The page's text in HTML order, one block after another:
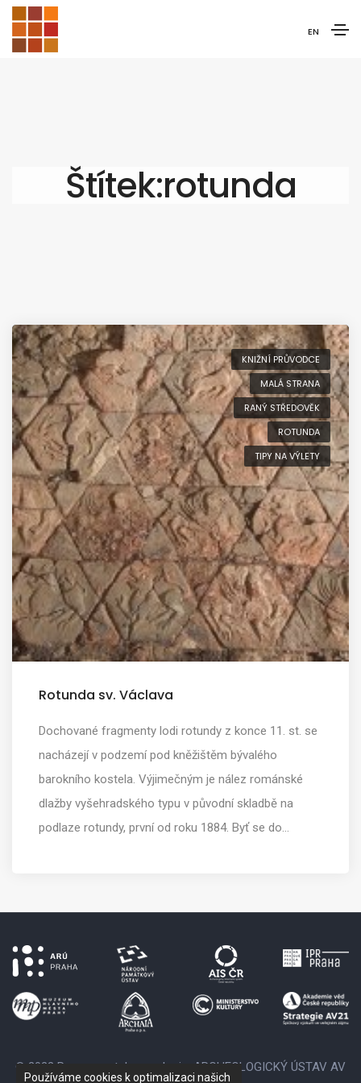
EN
Štítek:rotunda
KNIŽNÍ PRŮVODCE
MALÁ STRANA
RANÝ STŘEDOVĚK
ROTUNDA
TIPY NA VÝLETY
Rotunda sv. Václava
Dochované fragmenty lodi rotundy z konce 11. st. se
nacházejí v podzemí pod kněžištěm bývalého
barokního kostela. Výjimečným je nález románské
dlažby vyšehradského typu v původní skladbě na
podlaze rotundy, první od roku 1884. Byť se do…
© 2022 Provozovatelem webu je: ARCHEOLOGICKÝ ÚSTAV AV
Používáme cookies k optimalizaci našich